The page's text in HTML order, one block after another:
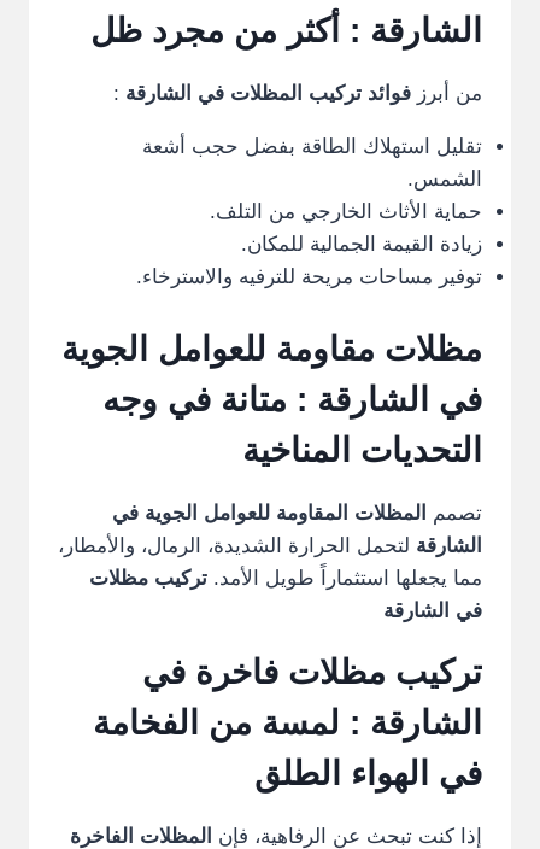
الشارقة : أكثر من مجرد ظل
من أبرز فوائد تركيب المظلات في الشارقة :
تقليل استهلاك الطاقة بفضل حجب أشعة
الشمس.
حماية الأثاث الخارجي من التلف.
زيادة القيمة الجمالية للمكان.
توفير مساحات مريحة للترفيه والاسترخاء.
مظلات مقاومة للعوامل الجوية
في الشارقة : متانة في وجه
التحديات المناخية
تصمم
المظلات المقاومة للعوامل الجوية في
الشارقة لتحمل الحرارة الشديدة، الرمال، والأمطار،
مما يجعلها استثماراً طويل الأمد. تركيب مظلات
في الشارقة
تركيب مظلات فاخرة في
الشارقة : لمسة من الفخامة
في الهواء الطلق
إذا كنت تبحث عن الرفاهية، فإن المظلات الفاخرة